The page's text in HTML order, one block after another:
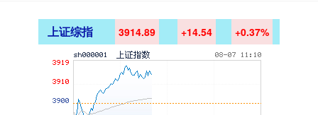
上证综指 3914.89 +14.54 +0.37%